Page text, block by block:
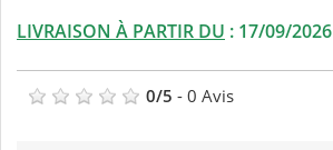
LIVRAISON À PARTIR DU : 17/09/2026
0/5 - 0 Avis